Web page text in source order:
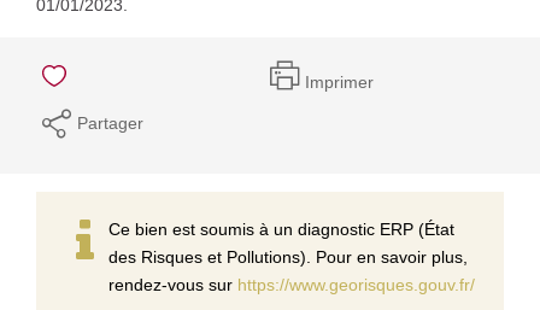
01/01/2023.
Imprimer
Partager
Ce bien est soumis à un diagnostic ERP (État
des Risques et Pollutions). Pour en savoir plus,
rendez-vous sur https://www.georisques.gouv.fr/